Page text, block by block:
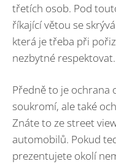
třetích osob. Pod
říkající větou se
která je třeba při
nezbytné respektovat.
Předně to je ochrana
soukromí, ale také
Znáte to ze street
automobilů. Pokud
prezentujete okolí